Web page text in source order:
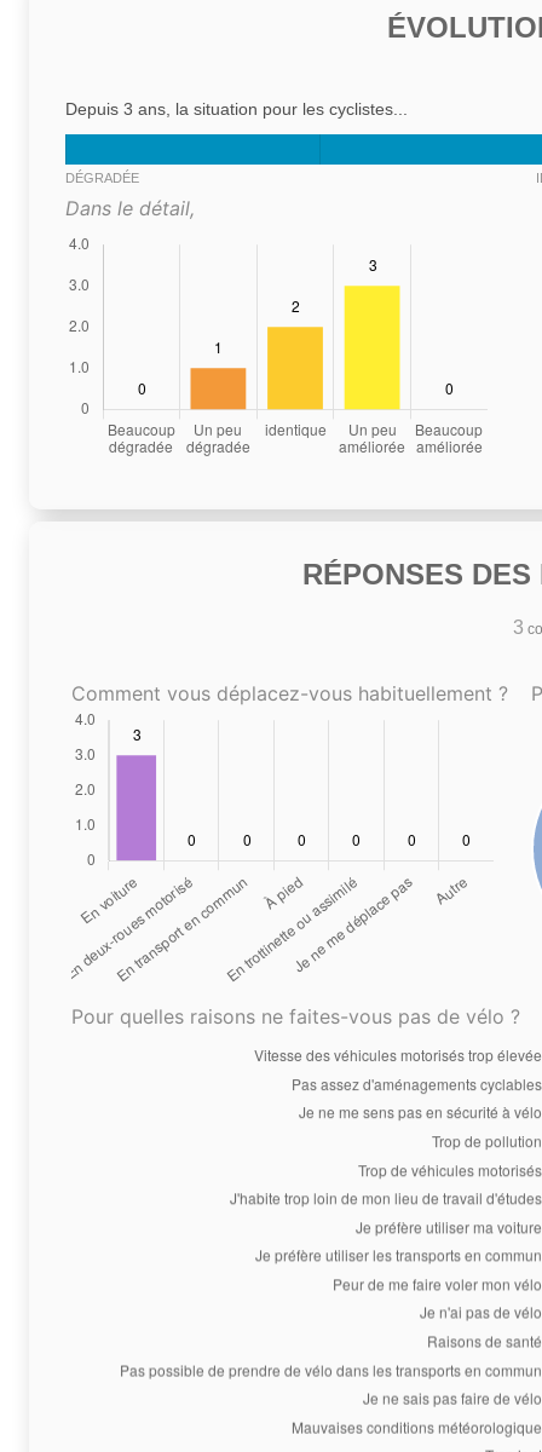
Depuis 3 ans, la situation pour les cyclistes...
DÉGRADÉE
Dans le détail,
RÉPONSES
3
Comment vous déplacez-vous habituellement ?
Pour quelles raisons ne faites-vous pas de vélo ?